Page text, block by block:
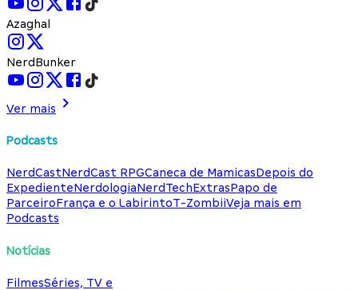
Azaghal
NerdBunker
Ver mais
Podcasts
NerdCastNerdCast RPGCaneca de MamicasDepois do
ExpedienteNerdologiaNerdTechExtrasPapo de
ParceiroFrança e o LabirintoT-ZombiiVeja mais em
Podcasts
Notícias
FilmesSéries, TV e